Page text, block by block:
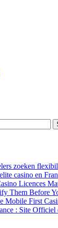
zoeken
casino en
Licences
Them Before
Mobile First
: Site